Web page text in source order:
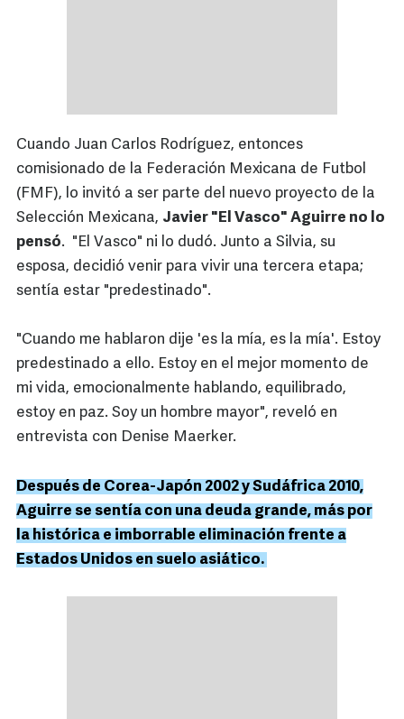
Cuando Juan Carlos Rodríguez, entonces
comisionado de la Federación Mexicana de Futbol
(FMF), lo invitó a ser parte del nuevo proyecto de la
Selección Mexicana, Javier "El Vasco" Aguirre no lo
pensó. "El Vasco" ni lo dudó. Junto a Silvia, su
esposa, decidió venir para vivir una tercera etapa;
sentía estar "predestinado".
"Cuando me hablaron dije 'es la mía, es la mía'. Estoy
predestinado a ello. Estoy en el mejor momento de
mi vida, emocionalmente hablando, equilibrado,
estoy en paz. Soy un hombre mayor", reveló en
entrevista con Denise Maerker.
Después de Corea-Japón 2002 y Sudáfrica 2010,
Aguirre se sentía con una deuda grande, más por
la histórica e imborrable eliminación frente a
Estados Unidos en suelo asiático.